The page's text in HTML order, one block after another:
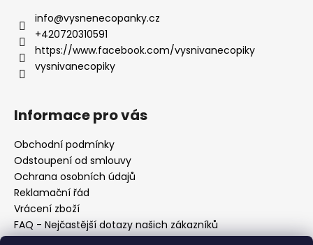
?
D
o
p
o
r
u
info@vysnenecopanky.cz
+420720310591
https://www.facebook.com/vysnivanecopiky
vysnivanecopiky
Informace pro vás
Obchodní podmínky
Odstoupení od smlouvy
Ochrana osobních údajů
Reklamační řád
Vrácení zboží
FAQ - Nejčastější dotazy našich zákazníků